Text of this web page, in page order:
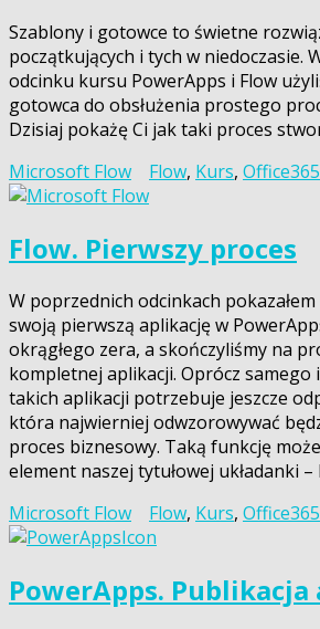
Szablony i gotowce to świetne
początkujących i tych w niedoczasie.
odcinku kursu PowerApps i Flow
gotowca do obsłużenia prostego
Dzisiaj pokażę Ci jak taki proces
Microsoft Flow
Flow, Kurs, Office365
Flow. Pierwszy proces
W poprzednich odcinkach
swoją pierwszą aplikację w
okrągłego zera, a skończyliśmy na
kompletnej aplikacji. Oprócz samego
takich aplikacji potrzebuje jeszcze
która najwierniej odwzorowywać
proces biznesowy. Taką funkcję
element naszej tytułowej układanki
Microsoft Flow
Flow, Kurs, Office365
PowerApps.